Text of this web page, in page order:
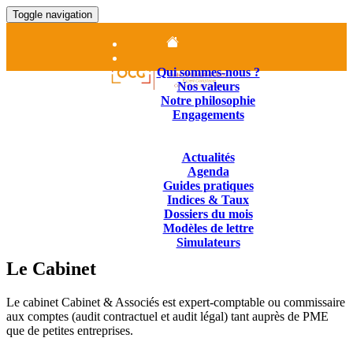
Toggle navigation
Qui sommes-nous ?
Nos valeurs
Notre philosophie
Engagements
Actualités
Agenda
Guides pratiques
Indices & Taux
Dossiers du mois
Modèles de lettre
Simulateurs
Le Cabinet
Le cabinet Cabinet & Associés est expert-comptable ou commissaire
aux comptes (audit contractuel et audit légal) tant auprès de PME
que de petites entreprises.